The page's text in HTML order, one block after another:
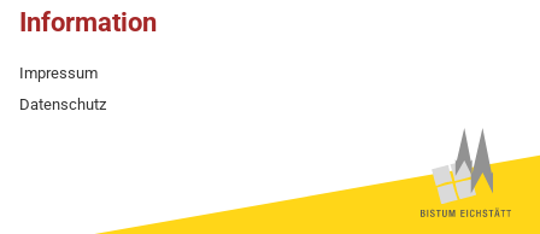
Information
Impressum
Datenschutz